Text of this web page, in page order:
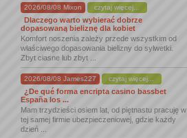
2026/08/08 Mixon czytaj więcej...
Dlaczego warto wybierać dobrze
dopasowaną bieliznę dla kobiet
Komfort noszenia zależy przede wszystkim od
właściwego dopasowania bielizny do sylwetki.
Zbyt ciasne lub zbyt ...
2026/08/08 James227 czytaj więcej...
¿De qué forma encripta casino bassbet
España los ...
Mam trzydzieści osiem lat, od piętnastu pracuję w
tej samej firmie ubezpieczeniowej, gdzie każdy
dzień ...